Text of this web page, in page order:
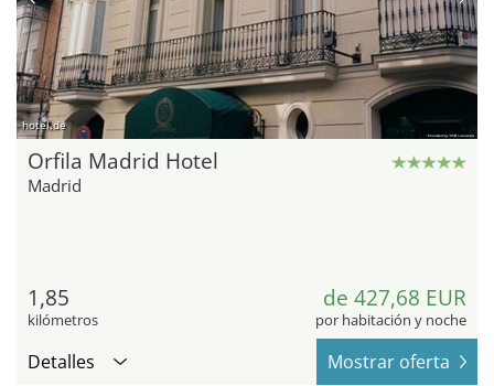
hotel.de
Orfila Madrid Hotel
Madrid
1,85
kilómetros
de 427,68 EUR
por habitación y noche
Detalles Mostrar oferta